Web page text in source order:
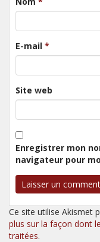
E-mail *
Site web
Enregistrer mon
navigateur pour
Ce site utilise Akismet
plus sur la façon dont
traitées.